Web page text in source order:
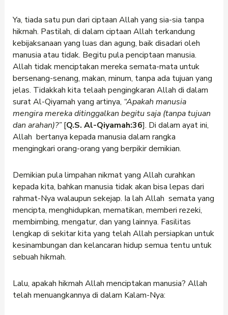
Ya, tiada satu pun dari ciptaan Allah yang sia-sia tanpa
hikmah. Pastilah, di dalam ciptaan Allah terkandung
kebijaksanaan yang luas dan agung, baik disadari oleh
manusia atau tidak. Begitu pula penciptaan manusia.
Allah tidak menciptakan mereka semata-mata untuk
bersenang-senang, makan, minum, tanpa ada tujuan yang
jelas. Tidakkah kita telaah pengingkaran Allah di dalam
surat Al-Qiyamah yang artinya, “Apakah manusia
mengira mereka ditinggalkan begitu saja (tanpa tujuan
dan arahan)?”[Q.S. Al-Qiyamah:36]. Di dalam ayat ini,
Allah bertanya kepada manusia dalam rangka
mengingkari orang-orang yang berpikir demikian.
Demikian pula limpahan nikmat yang Allah curahkan
kepada kita, bahkan manusia tidak akan bisa lepas dari
rahmat-Nya walaupun sekejap. Ia lah Allah semata yang
mencipta, menghidupkan, mematikan, memberi rezeki,
membimbing, mengatur, dan yang lainnya. Fasilitas
lengkap di sekitar kita yang telah Allah persiapkan untuk
kesinambungan dan kelancaran hidup semua tentu untuk
sebuah hikmah.
Lalu, apakah hikmah Allah menciptakan manusia? Allah
telah menuangkannya di dalam Kalam-Nya: